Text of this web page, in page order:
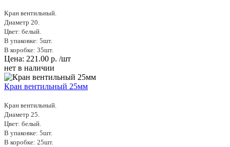
Кран вентильный.
Диаметр 20.
Цвет: белый.
В упаковке: 5шт.
В коробке: 35шт.
Цена: 221.00 р. /шт
нет в наличии
Кран вентильный 25мм
Кран вентильный.
Диаметр 25.
Цвет: белый.
В упаковке: 5шт.
В коробке: 25шт.